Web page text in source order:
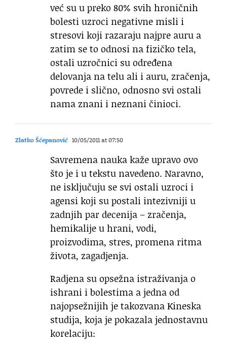
već su u preko 80% svih hroničnih
bolesti uzroci negativne misli i
stresovi koji razaraju najpre auru a
zatim se to odnosi na fizičko tela,
ostali uzročnici su određena
delovanja na telu ali i auru, zračenja,
povrede i slično, odnosno svi ostali
nama znani i neznani činioci.
Zlatko Šćepanović 10/05/2011 at 07:50
Savremena nauka kaže upravo ovo
što je i u tekstu navedeno. Naravno,
ne isključuju se svi ostali uzroci i
agensi koji su postali intezivniji u
zadnjih par decenija – zračenja,
hemikalije u hrani, vodi,
proizvodima, stres, promena ritma
života, zagadjenja.
Radjena su opsežna istraživanja o
ishrani i bolestima a jedna od
najopsežnijih je takozvana Kineska
studija, koja je pokazala jednostavnu
korelaciju: